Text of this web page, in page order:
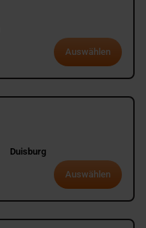
Auswählen
Duisburg
Auswählen